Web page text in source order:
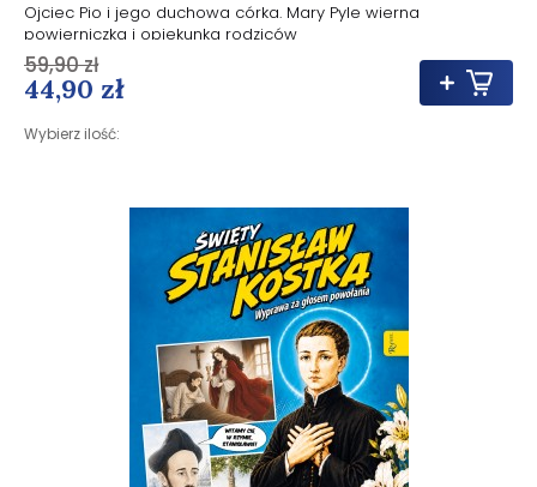
Ojciec Pio i jego duchowa córka. Mary Pyle wierna
powierniczka i opiekunka rodziców
44,90 zł
Wybierz ilość:
59,90 zł